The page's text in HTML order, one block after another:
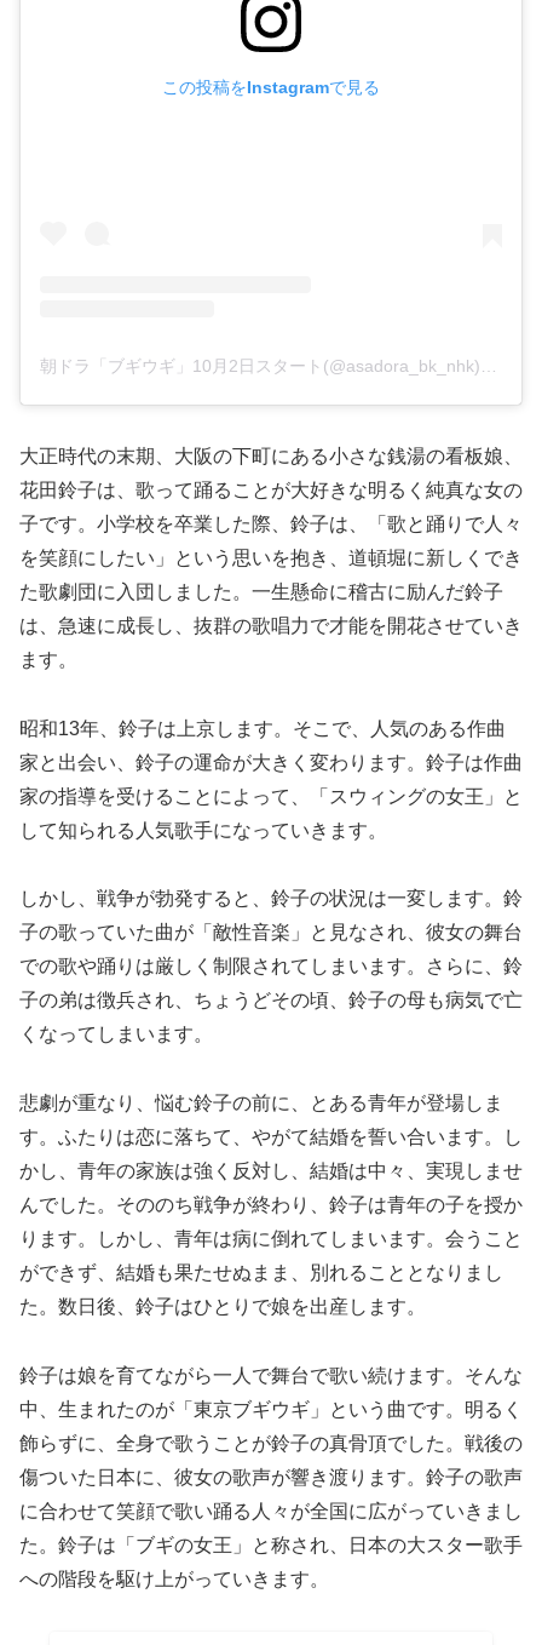
この投稿をInstagramで見る
大正時代の末期、大阪の下町にある小さな銭湯の看板娘、
花田鈴子は、歌って踊ることが大好きな明るく純真な女の
子です。小学校を卒業した際、鈴子は、「歌と踊りで人々
を笑顔にしたい」という思いを抱き、道頓堀に新しくでき
た歌劇団に入団しました。一生懸命に稽古に励んだ鈴子
は、急速に成長し、抜群の歌唱力で才能を開花させていき
ます。
昭和13年、鈴子は上京します。そこで、人気のある作曲
家と出会い、鈴子の運命が大きく変わります。鈴子は作曲
家の指導を受けることによって、「スウィングの女王」と
して知られる人気歌手になっていきます。
しかし、戦争が勃発すると、鈴子の状況は一変します。鈴
子の歌っていた曲が「敵性音楽」と見なされ、彼女の舞台
での歌や踊りは厳しく制限されてしまいます。さらに、鈴
子の弟は徴兵され、ちょうどその頃、鈴子の母も病気で亡
くなってしまいます。
悲劇が重なり、悩む鈴子の前に、とある青年が登場しま
す。ふたりは恋に落ちて、やがて結婚を誓い合います。し
かし、青年の家族は強く反対し、結婚は中々、実現しませ
んでした。そののち戦争が終わり、鈴子は青年の子を授か
ります。しかし、青年は病に倒れてしまいます。会うこと
ができず、結婚も果たせぬまま、別れることとなりまし
た。数日後、鈴子はひとりで娘を出産します。
鈴子は娘を育てながら一人で舞台で歌い続けます。そんな
中、生まれたのが「東京ブギウギ」という曲です。明るく
飾らずに、全身で歌うことが鈴子の真骨頂でした。戦後の
傷ついた日本に、彼女の歌声が響き渡ります。鈴子の歌声
に合わせて笑顔で歌い踊る人々が全国に広がっていきまし
た。鈴子は「ブギの女王」と称され、日本の大スター歌手
への階段を駆け上がっていきます。